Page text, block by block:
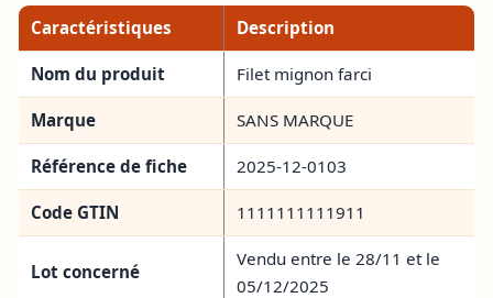
Caractéristiques Description
Nom du produit Filet mignon farci
Marque SANS MARQUE
Référence de fiche 2025-12-0103
Code GTIN 1111111111911
Lot concerné
Vendu entre le 28/11 et le
05/12/2025